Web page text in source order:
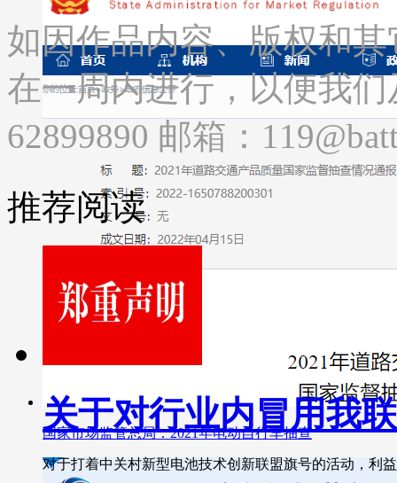
国家市场监管总局：2021年电动自行车抽查
如因作品内容、版权和
在一周内进行，以便我
62899890 邮箱：
推荐阅读
关于对行业内冒用我
对于打着中关村新型电池技术创新联盟旗号的活动，利